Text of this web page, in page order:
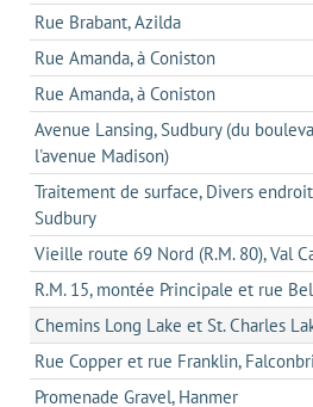
Rue Brabant, Azilda
Rue Amanda, à Coniston
Rue Amanda, à Coniston
Avenue Lansing, Sudbury (du
l'avenue Madison)
Traitement de surface, Divers
Sudbury
Vieille route 69 Nord (R.M. 80), Val
R.M. 15, montée Principale et rue
Chemins Long Lake et St. Charles
Rue Copper et rue Franklin,
Promenade Gravel, Hanmer